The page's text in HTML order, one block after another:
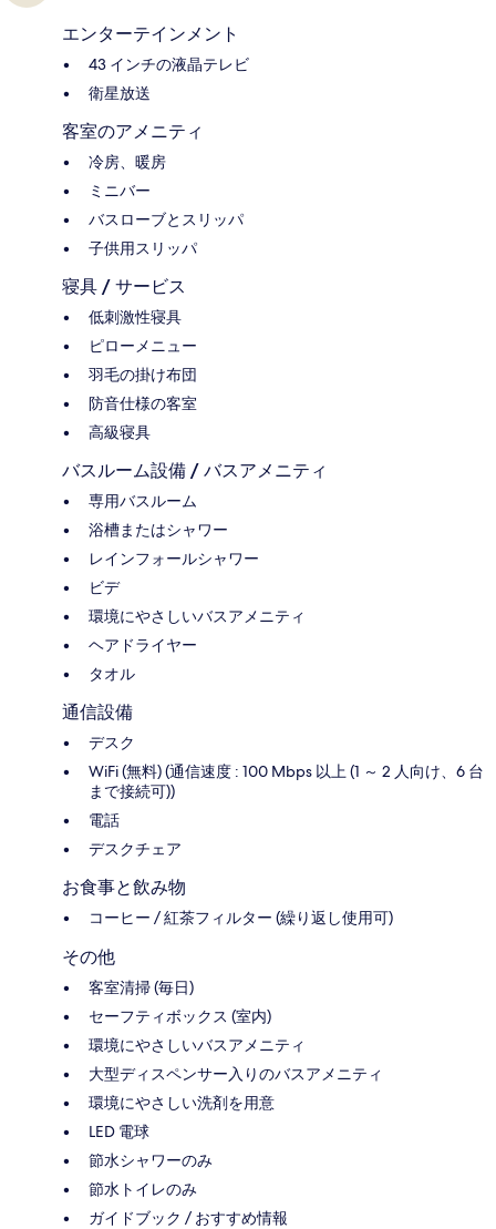
エンターテインメント
43 インチの液晶テレビ
衛星放送
客室のアメニティ
冷房、暖房
ミニバー
バスローブとスリッパ
子供用スリッパ
寝具 / サービス
低刺激性寝具
ピローメニュー
羽毛の掛け布団
防音仕様の客室
高級寝具
バスルーム設備 / バスアメニティ
専用バスルーム
浴槽またはシャワー
レインフォールシャワー
ビデ
環境にやさしいバスアメニティ
ヘアドライヤー
タオル
通信設備
デスク
WiFi (無料) (通信速度 : 100 Mbps 以上 (1 ～ 2 人向け、6 台
まで接続可))
電話
デスクチェア
お食事と飲み物
コーヒー / 紅茶フィルター (繰り返し使用可)
その他
客室清掃 (毎日)
セーフティボックス (室内)
環境にやさしいバスアメニティ
大型ディスペンサー入りのバスアメニティ
環境にやさしい洗剤を用意
LED 電球
節水シャワーのみ
節水トイレのみ
ガイドブック / おすすめ情報